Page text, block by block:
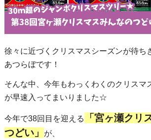
徐々に近づくクリスマスシーズンが待ち
あつらぼです！
そんな中、今年もわっくわくのクリスマ
が早速入ってまいりました☆
今年で38回目を迎える
「宮ヶ瀬クリ
つどい」
が、